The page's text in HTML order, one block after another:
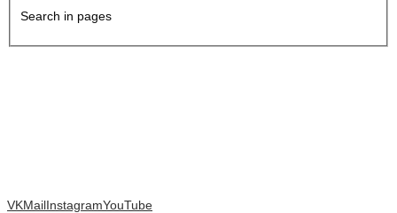
Search in pages
VKMailInstagramYouTube